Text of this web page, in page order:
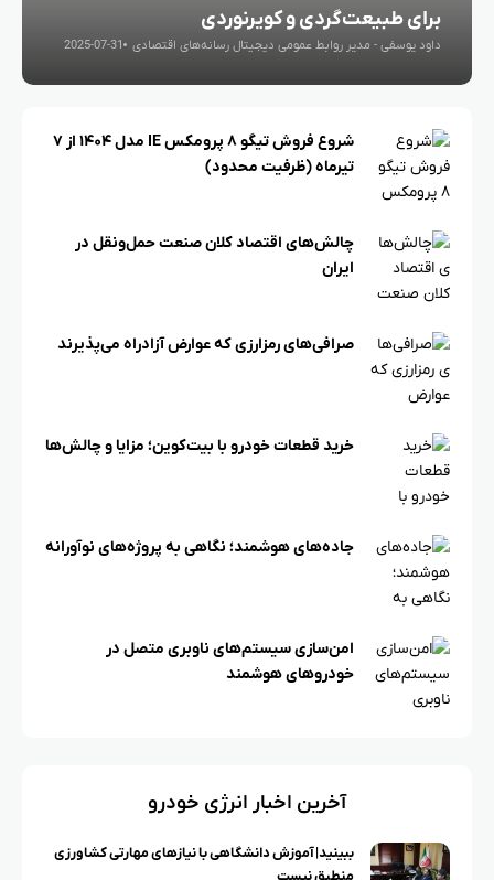
برای طبیعت‌گردی و کویرنوردی
داود یوسفی - مدیر روابط عمومی دیجیتال رسانه‌های اقتصادی 2025-07-31
شروع فروش تیگو ۸ پرومکس IE مدل ۱۴۰۴ از ۷
تیرماه (ظرفیت محدود)
چالش‌های اقتصاد کلان صنعت حمل‌ونقل در
ایران
صرافی‌های رمزارزی که عوارض آزادراه می‌پذیرند
خرید قطعات خودرو با بیت‌کوین؛ مزایا و چالش‌ها
جاده‌های هوشمند؛ نگاهی به پروژه‌های نوآورانه
امن‌سازی سیستم‌های ناوبری متصل در
خودروهای هوشمند
آخرین اخبار انرژی خودرو
ببینید| آموزش دانشگاهی با نیازهای مهارتی کشاورزی
منطبق نیست